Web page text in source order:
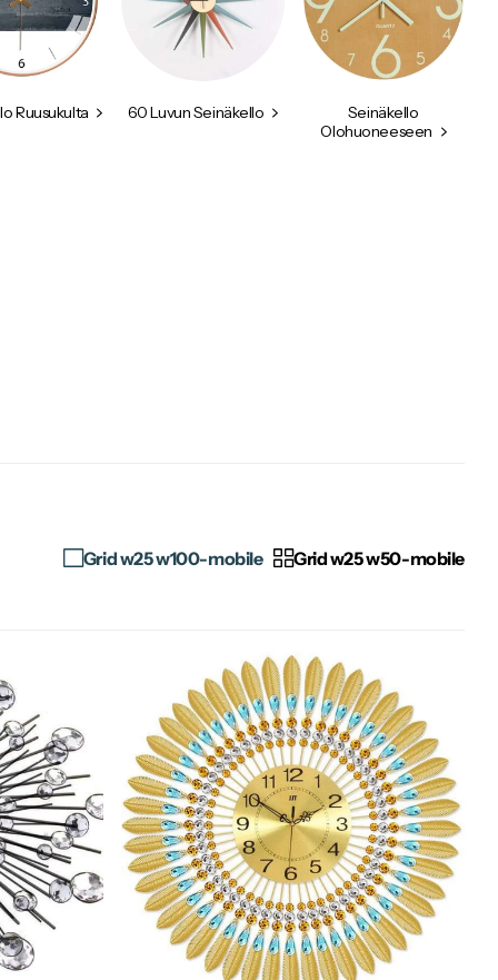
Ruusukulta 60 Luvun Seinäkello
Seinäkello
Olohuoneeseen
Grid w25 w100-mobile
Grid w25 w50-mobile